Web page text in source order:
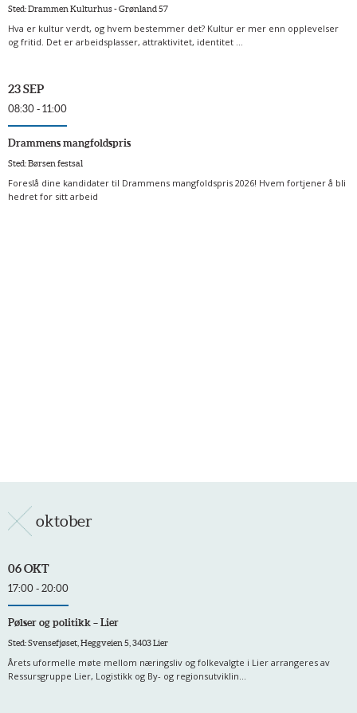
Sted: Drammen Kulturhus - Grønland 57
Hva er kultur verdt, og hvem bestemmer det? Kultur er mer enn opplevelser
og fritid. Det er arbeidsplasser, attraktivitet, identitet ...
23 SEP
08:30 - 11:00
Drammens mangfoldspris
Sted: Børsen festsal
Foreslå dine kandidater til Drammens mangfoldspris 2026! Hvem fortjener å bli
hedret for sitt arbeid
oktober
06 OKT
17:00 - 20:00
Pølser og politikk – Lier
Sted: Svensefjøset, Heggveien 5, 3403 Lier
Årets uformelle møte mellom næringsliv og folkevalgte i Lier arrangeres av
Ressursgruppe Lier, Logistikk og By- og regionsutviklin...